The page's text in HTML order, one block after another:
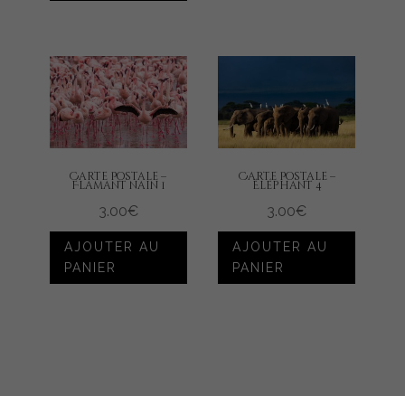
Carte Postale –
Flamant nain 1
3.00€
AJOUTER AU
PANIER
Carte Postale –
Éléphant 4
3.00€
AJOUTER AU
PANIER